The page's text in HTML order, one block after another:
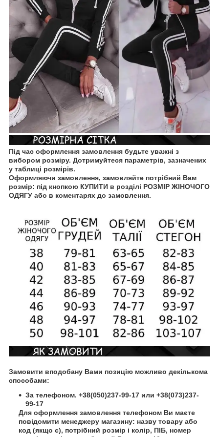
Під час оформлення замовлення будьте уважні з
вибором розміру. Дотримуйтеся параметрів, зазначених
у таблиці розмірів.
Оформляючи замовлення, замовляйте потрібний Вам
розмір: під кнопкою КУПИТИ в розділі РОЗМІР ЖІНОЧОГО
ОДЯГУ або в коментарях до замовлення.
Замовити вподобану Вами позицію можливо декількома
способами:
За телефоном. +38(050)237-99-17 или +38(073)237-
99-17
Для оформлення замовлення телефоном Ви маєте
повідомити менеджеру магазину: назву товару або
код (якщо є), потрібний розмір і колір, ПІБ, номер